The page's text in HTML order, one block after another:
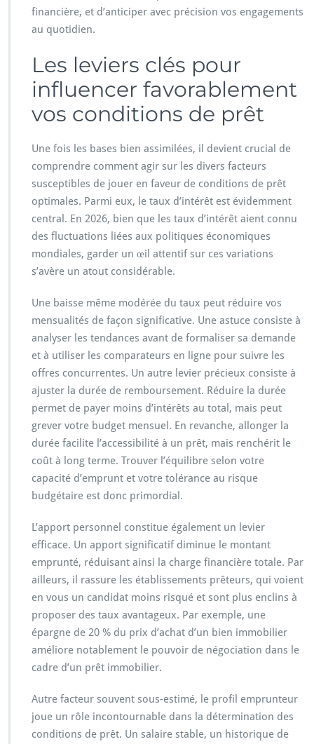
financière, et d’anticiper avec précision vos engagements
au quotidien.
Les leviers clés pour
influencer favorablement
vos conditions de prêt
Une fois les bases bien assimilées, il devient crucial de
comprendre comment agir sur les divers facteurs
susceptibles de jouer en faveur de conditions de prêt
optimales. Parmi eux, le taux d’intérêt est évidemment
central. En 2026, bien que les taux d’intérêt aient connu
des fluctuations liées aux politiques économiques
mondiales, garder un œil attentif sur ces variations
s’avère un atout considérable.
Une baisse même modérée du taux peut réduire vos
mensualités de façon significative. Une astuce consiste à
analyser les tendances avant de formaliser sa demande
et à utiliser les comparateurs en ligne pour suivre les
offres concurrentes. Un autre levier précieux consiste à
ajuster la durée de remboursement. Réduire la durée
permet de payer moins d’intérêts au total, mais peut
grever votre budget mensuel. En revanche, allonger la
durée facilite l’accessibilité à un prêt, mais renchérit le
coût à long terme. Trouver l’équilibre selon votre
capacité d’emprunt et votre tolérance au risque
budgétaire est donc primordial.
L’apport personnel constitue également un levier
efficace. Un apport significatif diminue le montant
emprunté, réduisant ainsi la charge financière totale. Par
ailleurs, il rassure les établissements prêteurs, qui voient
en vous un candidat moins risqué et sont plus enclins à
proposer des taux avantageux. Par exemple, une
épargne de 20 % du prix d’achat d’un bien immobilier
améliore notablement le pouvoir de négociation dans le
cadre d’un prêt immobilier.
Autre facteur souvent sous-estimé, le profil emprunteur
joue un rôle incontournable dans la détermination des
conditions de prêt. Un salaire stable, un historique de